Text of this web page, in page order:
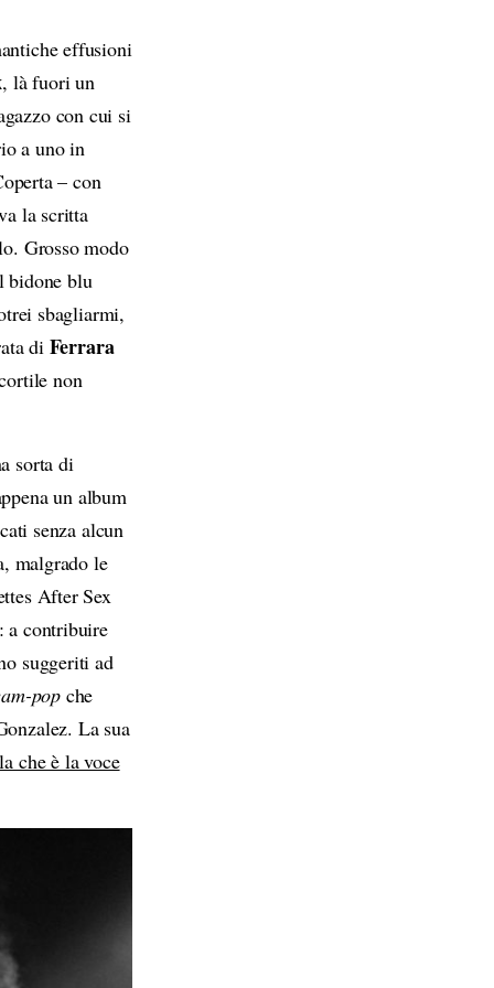
i
t
a
s
t
f
r
e
c
c
s
u
/
g
i
ù
p
e
r
a
effusioni
, là fuori un
con cui si
a uno in
– con
la scritta
Grosso modo
bidone blu
sbagliarmi,
di Ferrara
non
sorta di
un album
senza alcun
malgrado le
After Sex
a contribuire
suggeriti ad
pop che
La sua
che è la voce